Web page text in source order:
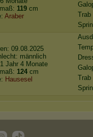
119 cm
Araber
Trab
09.08.2025
männlich
Jahr 4 Monate
124 cm
Hausesel
Trab